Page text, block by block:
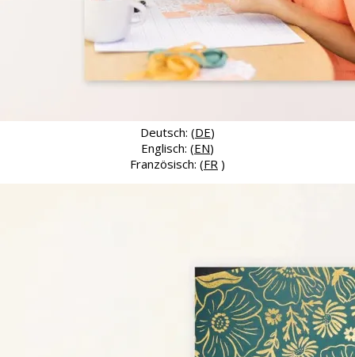
Deutsch: (DE)
Englisch: (EN)
Französisch: (FR )